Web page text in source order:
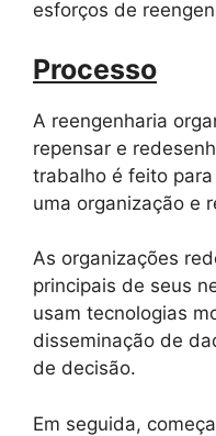
esforços de
Processo
A reengenharia
repensar e
trabalho é feito
uma organização e
As organizações
principais de seus
usam tecnologias
disseminação de
de decisão.
Em seguida,